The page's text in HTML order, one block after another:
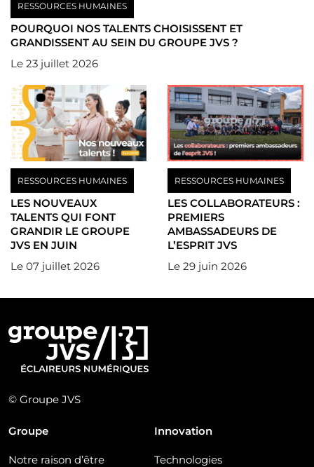
RESSOURCES HUMAINES
POURQUOI NOS TALENTS CHOISISSENT ET
GRANDISSENT AU SEIN DU GROUPE JVS ?
Le 23 juillet 2026
RESSOURCES HUMAINES
LES NOUVEAUX
TALENTS QUI FONT
GRANDIR LE GROUPE
JVS EN JUIN
Le 07 juillet 2026
RESSOURCES HUMAINES
LES COLLABORATEURS :
PREMIERS
AMBASSADEURS DE
L’ESPRIT JVS
Le 29 juin 2026
© Groupe JVS
Groupe
Notre raison d’être
Innovation
Technologies